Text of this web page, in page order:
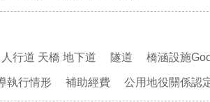
人行道 天橋 地下道 隧道 橋涵設施
執行情形 補助經費 公用地役關係認